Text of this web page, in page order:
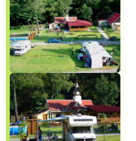
Termín od 2026-08-06 | Autokemp U
Pískovny
1 chata
Termín od 2026-08-11 |Chaty u lesa
Karlovy Dvory
Chatka pro 2 osoby